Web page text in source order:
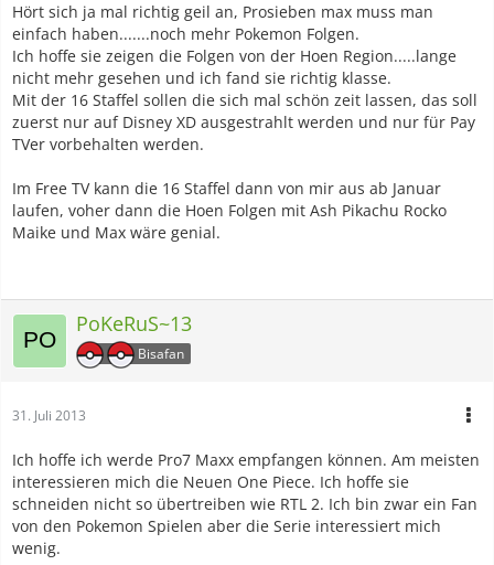
Hört sich ja mal richtig geil an, Prosieben max muss man
einfach haben.......noch mehr Pokemon Folgen.
Ich hoffe sie zeigen die Folgen von der Hoen Region.....lange
nicht mehr gesehen und ich fand sie richtig klasse.
Mit der 16 Staffel sollen die sich mal schön zeit lassen, das soll
zuerst nur auf Disney XD ausgestrahlt werden und nur für Pay
TVer vorbehalten werden.
Im Free TV kann die 16 Staffel dann von mir aus ab Januar
laufen, voher dann die Hoen Folgen mit Ash Pikachu Rocko
Maike und Max wäre genial.
PoKeRuS~13
Bisafan
31. Juli 2013
Ich hoffe ich werde Pro7 Maxx empfangen können. Am meisten
interessieren mich die Neuen One Piece. Ich hoffe sie
schneiden nicht so übertreiben wie RTL 2. Ich bin zwar ein Fan
von den Pokemon Spielen aber die Serie interessiert mich
wenig.